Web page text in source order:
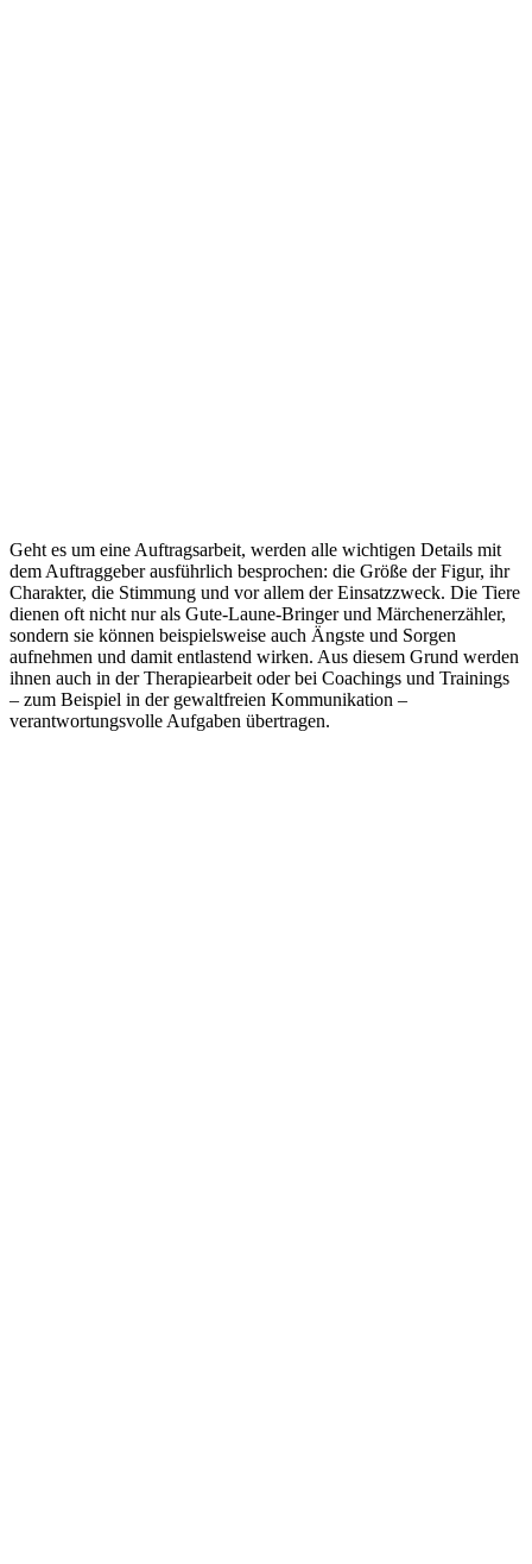
Geht es um eine Auftragsarbeit, werden alle wichtigen Details mit
dem Auftraggeber ausführlich besprochen: die Größe der Figur, ihr
Charakter, die Stimmung und vor allem der Einsatzzweck. Die Tiere
dienen oft nicht nur als Gute-Laune-Bringer und Märchenerzähler,
sondern sie können beispielsweise auch Ängste und Sorgen
aufnehmen und damit entlastend wirken. Aus diesem Grund werden
ihnen auch in der Therapiearbeit oder bei Coachings und Trainings
– zum Beispiel in der gewaltfreien Kommunikation –
verantwortungsvolle Aufgaben übertragen.